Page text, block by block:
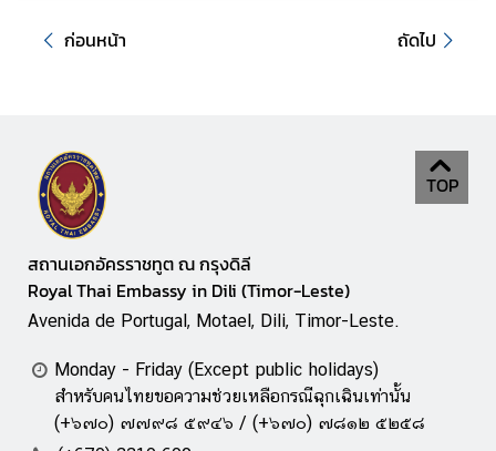
มู
ล
ติ
ม
อ
ร์
-
ล
ส
เ
ก่อนหน้า ถัดไป
TOP
สถานเอกอัครราชทูต ณ กรุงดิลี
Royal Thai Embassy in Dili (Timor-Leste)
Avenida de Portugal, Motael, Dili, Timor-Leste.
Monday - Friday (Except public holidays)
สำหรับคนไทยขอความช่วยเหลือกรณีฉุกเฉินเท่านั้น
(+๖๗๐) ๗๗๙๘ ๕๙๔๖ / (+๖๗๐) ๗๘๑๒ ๕๒๕๘